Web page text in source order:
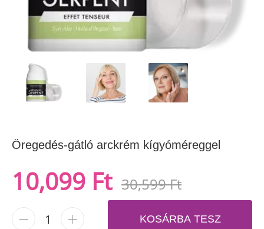
Öregedés-gátló arckrém kígyóméreggel
30,599 Ft
10,099 Ft
- + KOSÁRBA TESZ